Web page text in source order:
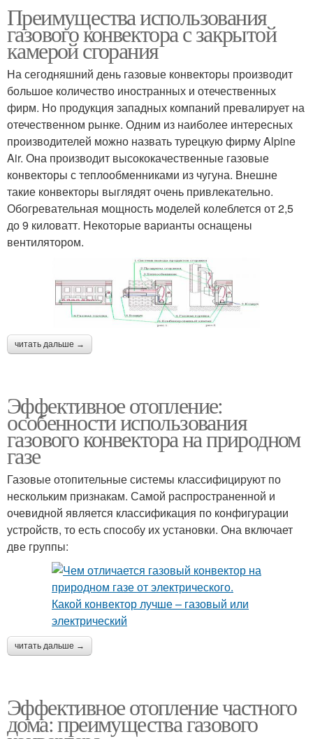
Преимущества использования
газового конвектора с закрытой
камерой сгорания
На сегодняшний день газовые конвекторы производит
большое количество иностранных и отечественных
фирм. Но продукция западных компаний превалирует на
отечественном рынке. Одним из наиболее интересных
производителей можно назвать турецкую фирму Alpine
Air. Она производит высококачественные газовые
конвекторы с теплообменниками из чугуна. Внешне
такие конвекторы выглядят очень привлекательно.
Обогревательная мощность моделей колеблется от 2,5
до 9 киловатт. Некоторые варианты оснащены
вентилятором.
читать дальше →
Эффективное отопление:
особенности использования
газового конвектора на природном
газе
Газовые отопительные системы классифицируют по
нескольким признакам. Самой распространенной и
очевидной является классификация по конфигурации
устройств, то есть способу их установки. Она включает
две группы:
читать дальше →
Эффективное отопление частного
дома: преимущества газового